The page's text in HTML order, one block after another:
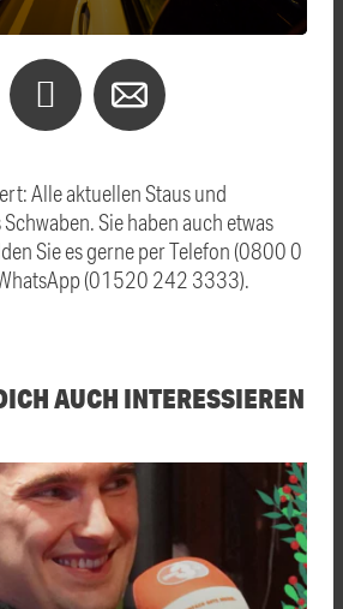
Alle aktuellen Staus und
Sie haben auch etwas
Sie es gerne per Telefon (0800 0
(01520 242 3333).
AUCH INTERESSIEREN